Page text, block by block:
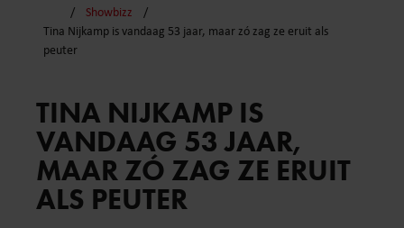
Showbizz
Tina Nijkamp is vandaag 53 jaar, maar zó zag ze eruit als
peuter
TINA NIJKAMP IS
VANDAAG 53 JAAR,
MAAR ZÓ ZAG ZE ERUIT
ALS PEUTER